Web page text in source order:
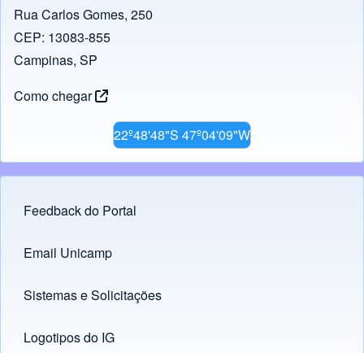
o
k
Rua Carlos Gomes, 250
CEP: 13083-855
Campinas, SP
Como chegar
22º48'48"S 47º04'09"W
Footer menu
Feedback do Portal
Links
Email Unicamp
(opens in new tab)
Sistemas e Solicitações
(opens in new tab)
Logotipos do IG
(opens in new tab)